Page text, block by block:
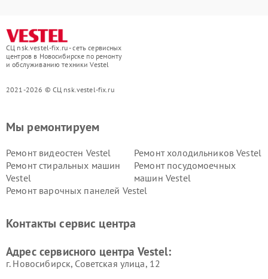
СЦ nsk.vestel-fix.ru - сеть сервисных
центров в Новосибирске по ремонту
и обслуживанию техники Vestel
2021-2026 © СЦ nsk.vestel-fix.ru
Мы ремонтируем
Ремонт видеостен Vestel
Ремонт холодильников Vestel
Ремонт стиральных машин
Vestel
Ремонт посудомоечных
машин Vestel
Ремонт варочных панелей Vestel
Контакты сервис центра
Адрес сервисного центра Vestel:
г. Новосибирск, Советская улица, 12